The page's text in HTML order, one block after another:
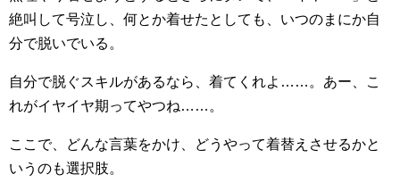
絶叫して号泣し、何とか着せたとしても、いつのまにか自
分で脱いでいる。
自分で脱ぐスキルがあるなら、着てくれよ……。あー、こ
れがイヤイヤ期ってやつね……。
ここで、どんな言葉をかけ、どうやって着替えさせるかと
いうのも選択肢。